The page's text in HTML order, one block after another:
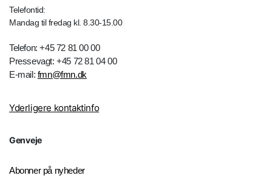
Telefontid:
Mandag til fredag kl. 8.30-15.00
Telefon: +45 72 81 00 00
Pressevagt: +45 72 81 04 00
E-mail: fmn@fmn.dk
Yderligere kontaktinfo
Genveje
Abonner på nyheder